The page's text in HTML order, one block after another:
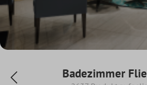
Badezimmer